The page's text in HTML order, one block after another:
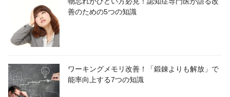
善のための5つの知識
ワーキングメモリ改善！「鍛錬よりも解放」で
能率向上する7つの知識